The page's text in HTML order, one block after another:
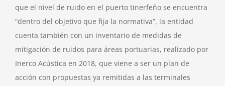
que el nivel de ruido en el puerto tinerfeño se encuentra
“dentro del objetivo que fija la normativa”, la entidad
cuenta también con un inventario de medidas de
mitigación de ruidos para áreas portuarias, realizado por
Inerco Acústica en 2018, que viene a ser un plan de
acción con propuestas ya remitidas a las terminales